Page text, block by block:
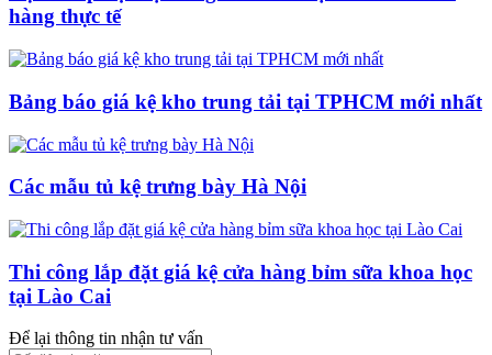
hàng thực tế
Bảng báo giá kệ kho trung tải tại TPHCM mới nhất
Các mẫu tủ kệ trưng bày Hà Nội
Thi công lắp đặt giá kệ cửa hàng bỉm sữa khoa học
tại Lào Cai
Để lại thông tin nhận tư vấn